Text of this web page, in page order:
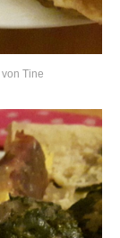
Tine